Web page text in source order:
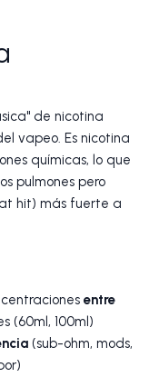
de nicotina
vapeo. Es nicotina
químicas, lo que
pulmones pero
hit) más fuerte a
entre
(60ml, 100ml)
(sub-ohm, mods,